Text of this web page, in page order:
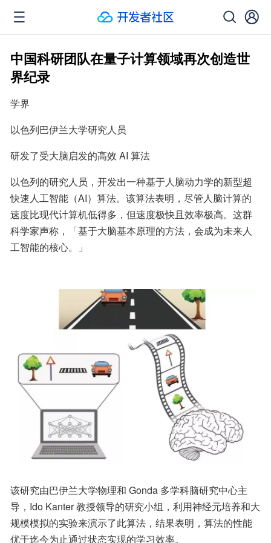
中国科研团队在量子计算领域再次创造世
界纪录
学界
以色列巴伊兰大学研究人员
研发了受大脑启发的高效 AI 算法
以色列的研究人员，开发出一种基于人脑动力学的新型超
快速人工智能（AI）算法。该算法表明，尽管人脑计算的
速度比现代计算机低得多，但速度极快且效率极高。这群
科学家声称，「基于大脑基本原理的方法，会成为未来人
工智能的核心。」
该研究由巴伊兰大学物理和 Gonda 多学科脑研究中心主
导，Ido Kanter 教授领导的研究小组，利用神经元培养和大
规模模拟的实验来演示了此算法，结果表明，算法的性能
优于迄今为止通过状态实现的学习效率。